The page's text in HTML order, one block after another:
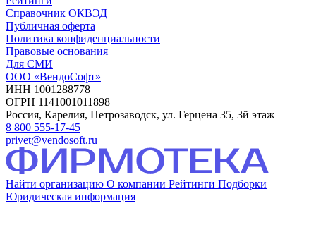
Справочник ОКВЭД
Публичная оферта
Политика конфиденциальности
Правовые основания
Для СМИ
ООО «ВендоСофт»
ИНН 1001288778
ОГРН 1141001011898
Россия, Карелия, Петрозаводск, ул. Герцена 35, 3й этаж
8 800 555-17-45
privet@vendosoft.ru
Найти организацию О компании Рейтинги Подборки
Юридическая информация